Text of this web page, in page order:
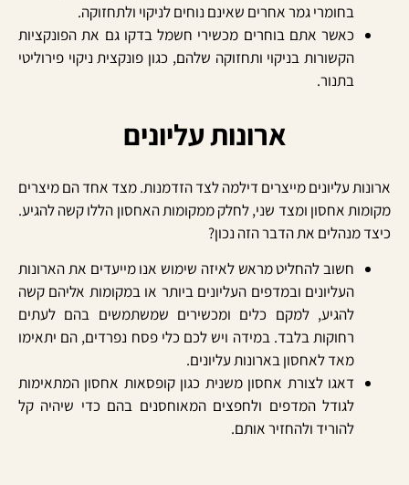
בחומרי גמר אחרים שאינם נוחים לניקוי ולתחזוקה.
כאשר אתם בוחרים מכשירי חשמל בדקו גם את הפונקציות
הקשורות בניקוי ותחזוקה שלהם, כגון פונקצית ניקוי פירוליטי
בתנור.
ארונות עליונים
ארונותעליוניםמייצריםדילמהלצדהזדמנות.מצד אחדהםמיצרים
מקומותאחסון ומצד שני, לחלק ממקומות האחסון הללו קשה להגיע.
כיצד מנהלים את הדבר הזה נכון?
חשוב להחליט מראש לאיזה שימוש אנו מייעדים את הארונות
העליונים ובמדפים העליונים ביותר או במקומות אליהם קשה
להגיע, למקם כלים ומכשירים שמשתמשים בהם לעתים
רחוקות בלבד. במידה ויש לכם כלי פסח נפרדים, הם יתאימו
מאד לאחסון בארונות עליונים.
דאגו לצורת אחסון משנית כגון קופסאות אחסון המתאימות
לגודל המדפים ולחפצים המאוחסנים בהם כדי שיהיה קל
להוריד ולהחזיר אותם.